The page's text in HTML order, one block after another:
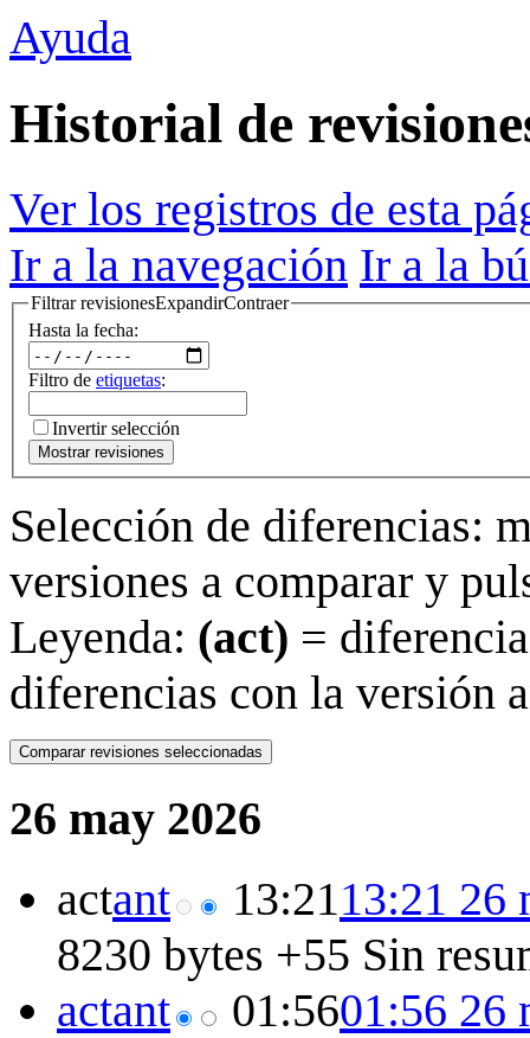
Ayuda
Historial de
Ver los registros de esta
Ir a la navegación Ir a la
Filtrar revisionesExpandirContraer
Hasta la fecha:
Filtro de etiquetas:
Invertir selección
Mostrar revisiones
Selección de diferencias:
versiones a comparar y
Leyenda: (act) =
diferencias con la versión
26 may 2026
actant 13:2113:21 26
8230 bytes +55 Sin
actant 01:5601:56 26